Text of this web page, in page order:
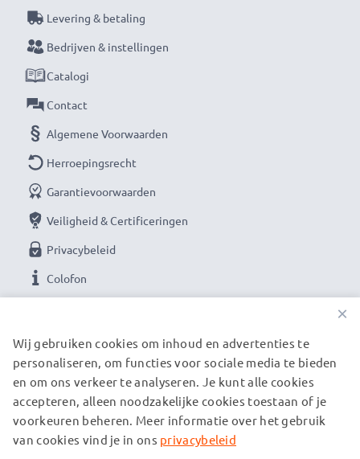
Levering & betaling
Bedrijven & instellingen
Catalogi
Contact
Algemene Voorwaarden
Herroepingsrecht
Garantievoorwaarden
Veiligheid & Certificeringen
Privacybeleid
Colofon
ONZE VERZENDPARTNERS
© subtel.nl 2026
×
Wij gebruiken cookies om inhoud en advertenties te
personaliseren, om functies voor sociale media te bieden
en om ons verkeer te analyseren. Je kunt alle cookies
accepteren, alleen noodzakelijke cookies toestaan of je
voorkeuren beheren. Meer informatie over het gebruik
van cookies vind je in ons privacybeleid